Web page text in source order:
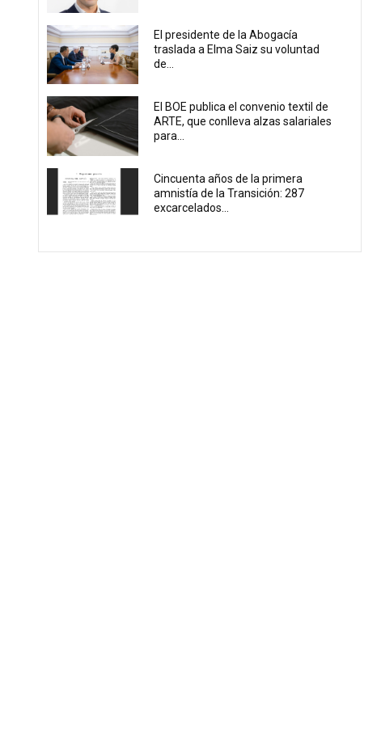
El presidente de la Abogacía
traslada a Elma Saiz su voluntad
de...
El BOE publica el convenio textil de
ARTE, que conlleva alzas salariales
para...
Cincuenta años de la primera
amnistía de la Transición: 287
excarcelados...